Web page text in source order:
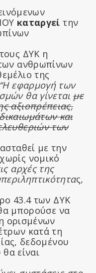
καταργεί την
ΔΥΚ η
ανθρωπίνων
της
“Η εφαρμογή των
θα γίνεται με
αξιοπρέπειας,
και
των
με την
νομικό
αρχές της
ς,
43.4 των ΔΥΚ
μπορούσε να
ορισμένων
κατά τη
δεδομένου
θα είναι